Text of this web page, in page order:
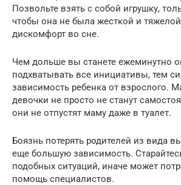
Позвольте взять с собой игрушку,
чтобы она не была жесткой и
дискомфорт во сне.
Чем дольше вы станете ежеминутно
подхватывать все инициативы, тем
зависимость ребенка от взрослого.
девочки не просто не станут
они не отпустят маму даже в туалет.
Боязнь потерять родителей из вида
еще большую зависимость.
подобных ситуаций, иначе может
помощь специалистов.